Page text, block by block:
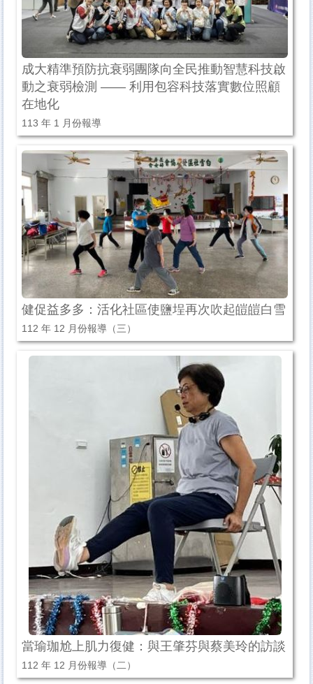
成大精準預防抗衰弱團隊向全民推動智慧科技啟
動之衰弱檢測 —— 利用包容科技落實數位照顧
在地化
113 年 1 月份報導
健促益多多：活化社區使鹽埕再次吹起皚皚白雪
112 年 12 月份報導（三）
當瑜珈尬上肌力復健：與王肇芬與蔡美玲的訪談
112 年 12 月份報導（二）